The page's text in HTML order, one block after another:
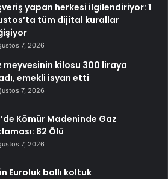
yapan herkesi ilgilendiriyor: 1
tüm dijital kurallar
7, 2026
meyvesinin kilosu 300 liraya
emekli isyan etti
7, 2026
Kömür Madeninde Gaz
82 Ölü
7, 2026
Euroluk ballı koltuk